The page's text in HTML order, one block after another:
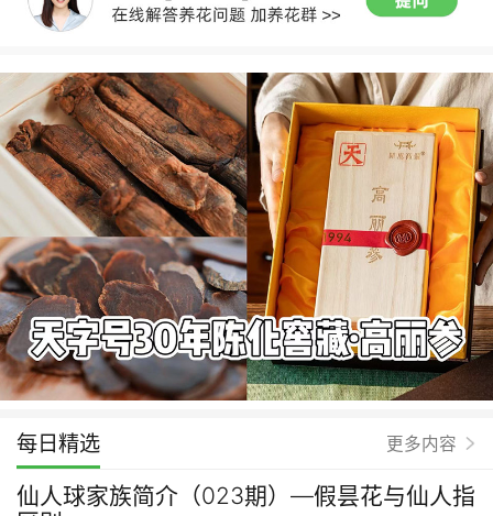
每日精选 更多内容
仙人球家族简介（023期）—假昙花与仙人指